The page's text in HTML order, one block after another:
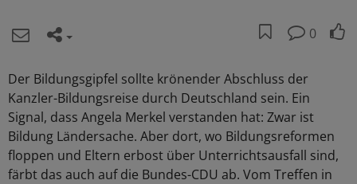
0
Der Bildungsgipfel sollte krönender Abschluss der
Kanzler-Bildungsreise durch Deutschland sein. Ein
Signal, dass Angela Merkel verstanden hat: Zwar ist
Bildung Ländersache. Aber dort, wo Bildungsreformen
floppen und Eltern erbost über Unterrichtsausfall sind,
färbt das auch auf die Bundes-CDU ab. Vom Treffen in